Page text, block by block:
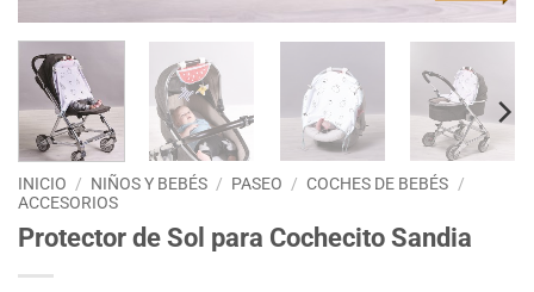
INICIO / NIÑOS Y BEBÉS / PASEO / COCHES DE BEBÉS /
ACCESORIOS
Protector de Sol para Cochecito Sandia